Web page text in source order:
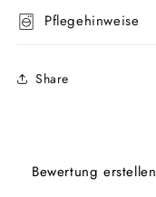
Pflegehinweise
Share
Bewertung erstellen